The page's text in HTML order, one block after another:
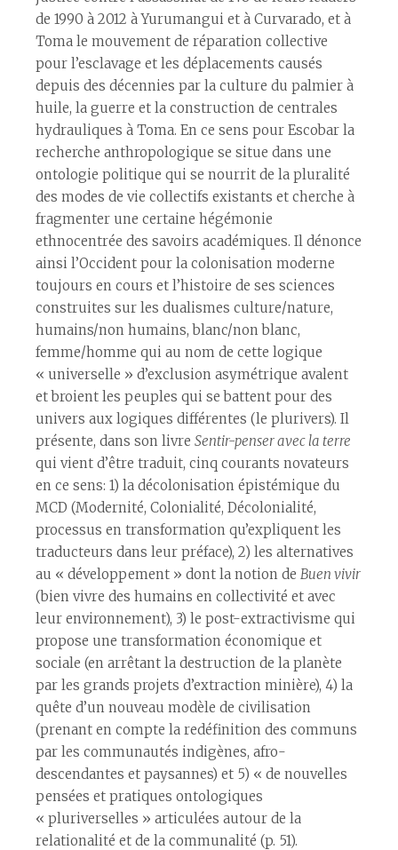
de 1990 à 2012 à Yurumangui et à Curvarado, et à
Toma le mouvement de réparation collective
pour l’esclavage et les déplacements causés
depuis des décennies par la culture du palmier à
huile, la guerre et la construction de centrales
hydrauliques à Toma. En ce sens pour Escobar la
recherche anthropologique se situe dans une
ontologie politique qui se nourrit de la pluralité
des modes de vie collectifs existants et cherche à
fragmenter une certaine hégémonie
ethnocentrée des savoirs académiques. Il dénonce
ainsi l’Occident pour la colonisation moderne
toujours en cours et l’histoire de ses sciences
construites sur les dualismes culture/nature,
humains/non humains, blanc/non blanc,
femme/homme qui au nom de cette logique
« universelle » d’exclusion asymétrique avalent
et broient les peuples qui se battent pour des
univers aux logiques différentes (le plurivers). Il
présente, dans son livreSentir-penser avec la terre
qui vient d’être traduit, cinq courants novateurs
en ce sens: 1) la décolonisation épistémique du
MCD (Modernité, Colonialité, Décolonialité,
processus en transformation qu’expliquent les
traducteurs dans leur préface), 2) les alternatives
au « développement » dont la notion de Buen vivir
(bien vivre des humains en collectivité et avec
leur environnement), 3) le post-extractivisme qui
propose une transformation économique et
sociale (en arrêtant la destruction de la planète
par les grands projets d’extraction minière), 4) la
quête d’un nouveau modèle de civilisation
(prenant en compte la redéfinition des communs
par les communautés indigènes, afro-
descendantes et paysannes) et 5) « de nouvelles
pensées et pratiques ontologiques
« pluriverselles » articulées autour de la
relationalité et de la communalité (p. 51).